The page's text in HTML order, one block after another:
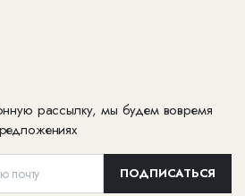
рассылку, мы будем вовремя
ПОДПИСАТЬСЯ